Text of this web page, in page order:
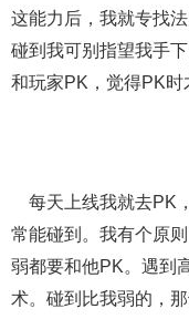
这能力后，我就专找
碰到我可别指望我手
和玩家PK，觉得PK时
每天上线我就去PK
常能碰到。我有个原
弱都要和他PK。遇到
术。碰到比我弱的，